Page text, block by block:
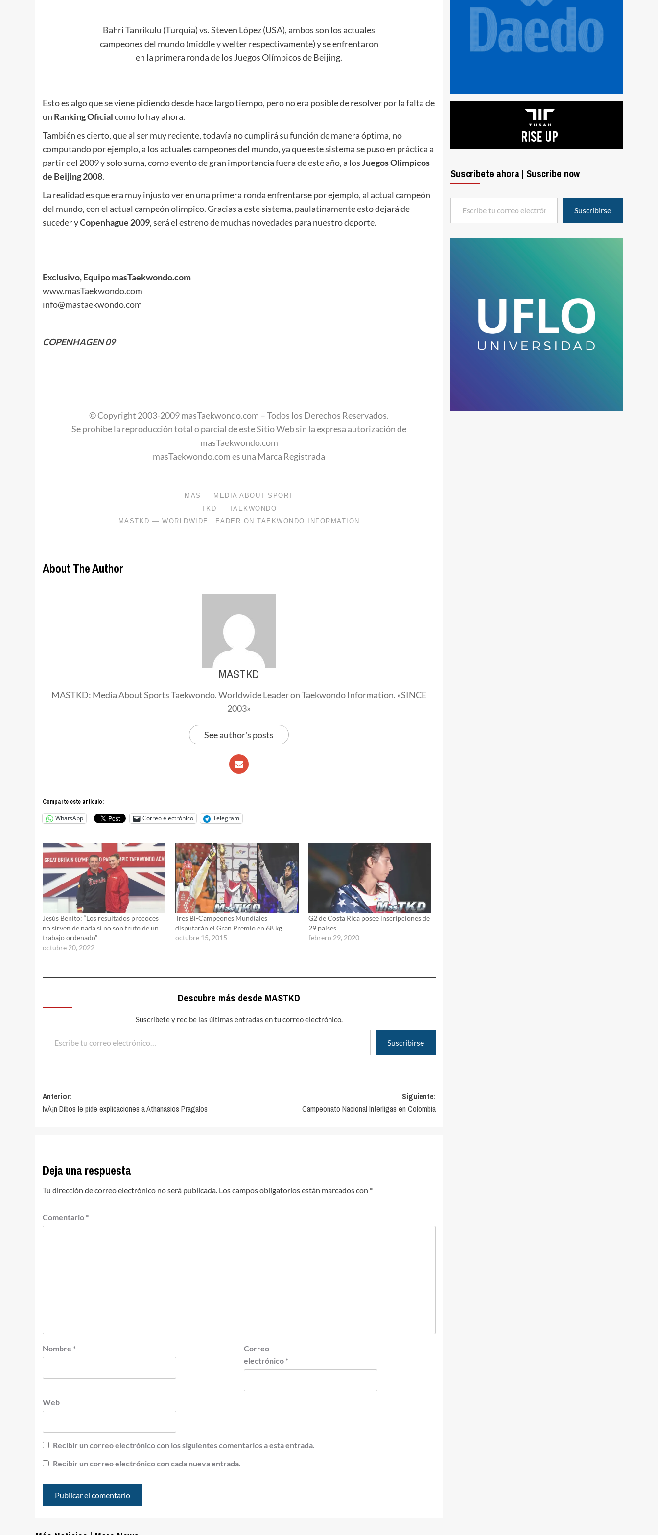
Bahri Tanrikulu (Turquía) vs. Steven López (USA), ambos son los actuales
campeones del mundo (middle y welter respectivamente) y se enfrentaron
en la primera ronda de los Juegos Olímpicos de Beijing.
Esto es algo que se viene pidiendo desde hace largo tiempo, pero no era posible de resolver por la falta de
un Ranking Oficialcomo lo hay ahora.
También es cierto, que al ser muy reciente, todavía no cumplirá su función de manera óptima, no
computando por ejemplo, a los actuales campeones del mundo, ya que este sistema se puso en práctica a
partir del 2009 y solo suma, como evento de gran importancia fuera de este año, a losJuegos Olímpicos
de Beijing 2008.
La realidad es que era muy injusto ver en una primera ronda enfrentarse por ejemplo, al actual campeón
del mundo, con el actual campeón olímpico. Gracias a este sistema, paulatinamente esto dejará de
suceder yCopenhague 2009, será el estreno de muchas novedades para nuestro deporte.
Exclusivo, Equipo masTaekwondo.com
www.masTaekwondo.com
info@mastaekwondo.com
COPENHAGEN 09
© Copyright 2003-2009 masTaekwondo.com – Todos los Derechos Reservados.
Se prohíbe la reproducción total o parcial de este Sitio Web sin la expresa autorización de
masTaekwondo.com
masTaekwondo.com es una Marca Registrada
About The Author
MASTKD
MASTKD: Media About Sports Taekwondo. Worldwide Leader on Taekwondo Information. «SINCE
2003»
See author's posts
Comparte este articulo:
WhatsApp Correo electrónico Telegram
Jesús Benito: “Los resultados precoces
no sirven de nada si no son fruto de un
trabajo ordenado”
octubre 20, 2022
Tres Bi-Campeones Mundiales
disputarán el Gran Premio en 68 kg.
octubre 15, 2015
G2 de Costa Rica posee inscripciones de
29 países
febrero 29, 2020
Descubre más desde MASTKD
Suscríbete y recibe las últimas entradas en tu correo electrónico.
Escribe tu correo electrónico…
Suscribirse
Navegación
de
Anterior:
IvÃ¡n Dibos le pide explicaciones a Athanasios Pragalos
Siguiente:
Campeonato Nacional Interligas en Colombia
Deja una respuesta
Tu dirección de correo electrónico no será publicada. Los campos obligatorios están marcados con *
Comentario *
Nombre *
Correo
electrónico *
Web
Recibir un correo electrónico con los siguientes comentarios a esta entrada.
Recibir un correo electrónico con cada nueva entrada.
Suscríbete ahora | Suscribe now
Escribe tu correo electrónico…
Suscribirse